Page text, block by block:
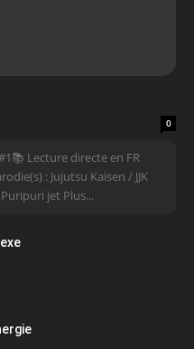
0
Lecture directe en FR
: Jujutsu Kaisen / JJK
jet Plus...